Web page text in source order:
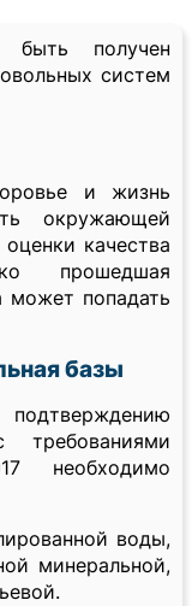
получен
систем
и жизнь
окружающей
качества
прошедшая
может попадать
базы
необходимо
воды,
минеральной,